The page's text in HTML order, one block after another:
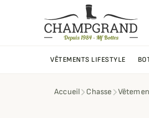
VÊTEMENTS LIFESTYLE
Accueil Chasse